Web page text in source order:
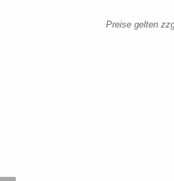
Preise gelten